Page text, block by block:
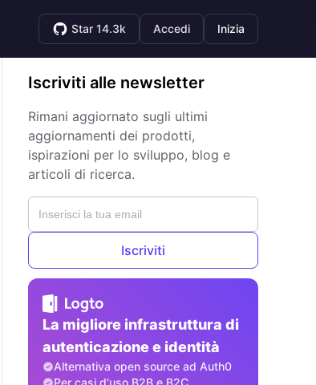
Star 14.3k Accedi Inizia
Iscriviti alle newsletter
Rimani aggiornato sugli ultimi
aggiornamenti dei prodotti,
ispirazioni per lo sviluppo, blog e
articoli di ricerca.
Iscriviti
La migliore infrastruttura di
autenticazione e identità
Alternativa open source ad Auth0